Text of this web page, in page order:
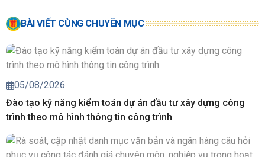
BÀI VIẾT CÙNG CHUYÊN MỤC
05/08/2026
Đào tạo kỹ năng kiểm toán dự án đầu tư xây dựng công
trình theo mô hình thông tin công trình